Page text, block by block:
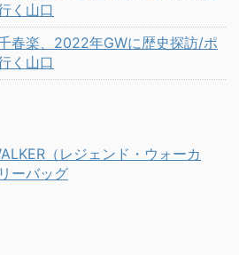
く山口
春楽、2022年GWに歴史探訪/ポ
く山口
（レジェンド・ウォーカ
ーバッグ